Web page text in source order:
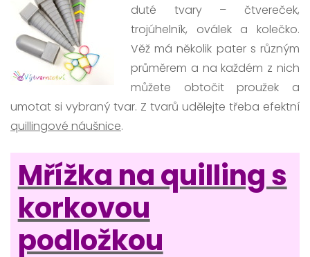
duté tvary – čtvereček,
trojúhelník, oválek a kolečko.
Věž má několik pater s různým
průměrem a na každém z nich
můžete obtočit proužek a
umotat si vybraný tvar. Z tvarů udělejte třeba efektní
quillingové náušnice.
Mřížka na quilling s
korkovou
podložkou